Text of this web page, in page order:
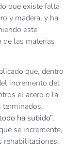
que existe falta
y madera, y ha
este
de las materias
que, dentro
incremento del
el acero o la
terminados,
ha subido”.
se incremente,
rehabilitaciones,